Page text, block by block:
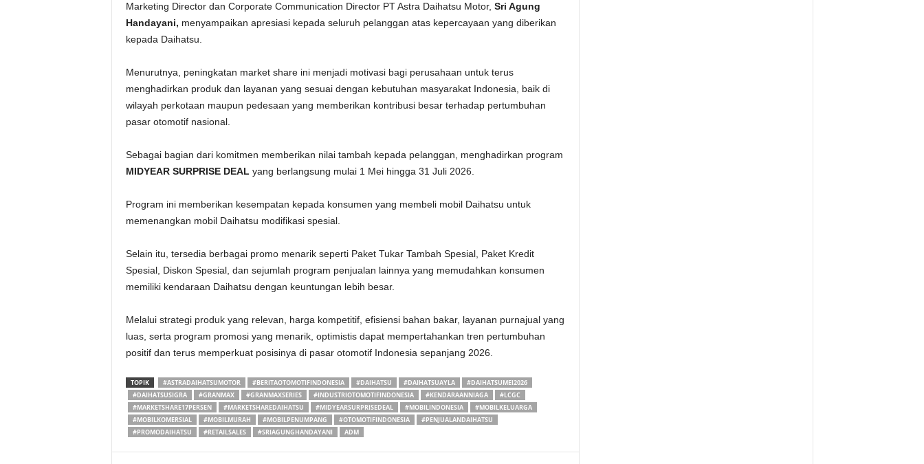
Marketing Director dan Corporate Communication Director PT Astra Daihatsu Motor, Sri Agung
Handayani, menyampaikan apresiasi kepada seluruh pelanggan atas kepercayaan yang diberikan
kepada Daihatsu.
Menurutnya, peningkatan market share ini menjadi motivasi bagi perusahaan untuk terus
menghadirkan produk dan layanan yang sesuai dengan kebutuhan masyarakat Indonesia, baik di
wilayah perkotaan maupun pedesaan yang memberikan kontribusi besar terhadap pertumbuhan
pasar otomotif nasional.
Sebagai bagian dari komitmen memberikan nilai tambah kepada pelanggan, menghadirkan program
MIDYEAR SURPRISE DEAL yang berlangsung mulai 1 Mei hingga 31 Juli 2026.
Program ini memberikan kesempatan kepada konsumen yang membeli mobil Daihatsu untuk
memenangkan mobil Daihatsu modifikasi spesial.
Selain itu, tersedia berbagai promo menarik seperti Paket Tukar Tambah Spesial, Paket Kredit
Spesial, Diskon Spesial, dan sejumlah program penjualan lainnya yang memudahkan konsumen
memiliki kendaraan Daihatsu dengan keuntungan lebih besar.
Melalui strategi produk yang relevan, harga kompetitif, efisiensi bahan bakar, layanan purnajual yang
luas, serta program promosi yang menarik, optimistis dapat mempertahankan tren pertumbuhan
positif dan terus memperkuat posisinya di pasar otomotif Indonesia sepanjang 2026.
TOPIK #ASTRADAIHATSUMOTOR #BERITAOTOMOTIFINDONESIA #DAIHATSU #DAIHATSUAYLA
#DAIHATSUMEI2026
#DAIHATSUSIGRA
#GRANMAX #GRANMAXSERIES #INDUSTRIOTOMOTIFINDONESIA #KENDARAANNIAGA
#LCGC
#MARKETSHARE17PERSEN
#MARKETSHAREDAIHATSU #MIDYEARSURPRISEDEAL #MOBILINDONESIA
#MOBILKELUARGA
#MOBILKOMERSIAL
#MOBILMURAH #MOBILPENUMPANG #OTOMOTIFINDONESIA
#PENJUALANDAIHATSU
#PROMODAIHATSU
#RETAILSALES #SRIAGUNGHANDAYANI ADM